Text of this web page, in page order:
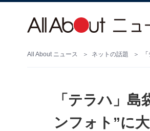
All About ニュース ネットの話題
「テラハ」
ンフォト”に